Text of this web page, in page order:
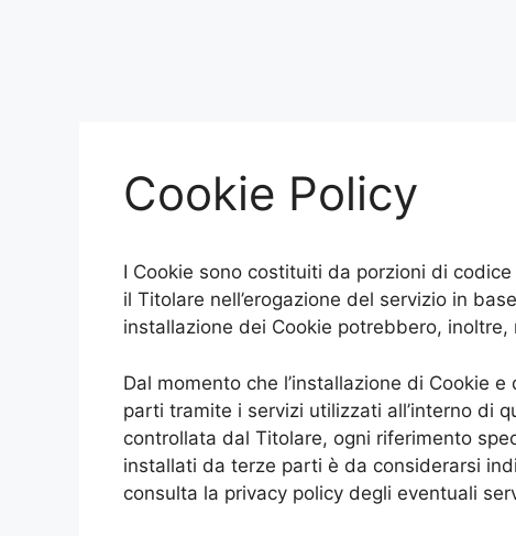
Cookie Policy
I Cookie sono costituiti da porzioni di
il Titolare nell’erogazione del servizio in
installazione dei Cookie potrebbero,
Dal momento che l’installazione di Cookie
parti tramite i servizi utilizzati all’interno di
controllata dal Titolare, ogni riferimento
installati da terze parti è da considerarsi
consulta la privacy policy degli eventuali